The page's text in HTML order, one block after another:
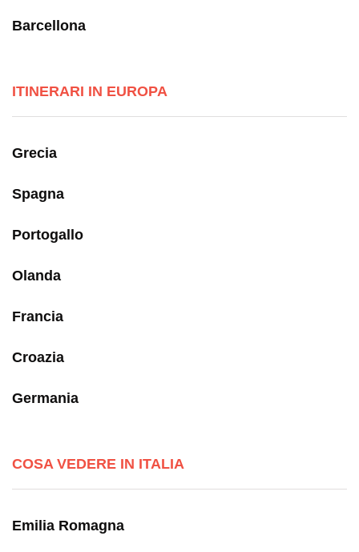
Barcellona
ITINERARI IN EUROPA
Grecia
Spagna
Portogallo
Olanda
Francia
Croazia
Germania
COSA VEDERE IN ITALIA
Emilia Romagna